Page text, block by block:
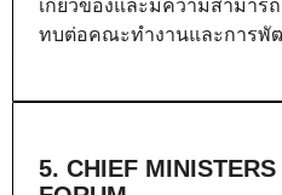
เกี่ยวข้องและมีความสามาร
ทบต่อคณะทำงานและการพั
5. CHIEF